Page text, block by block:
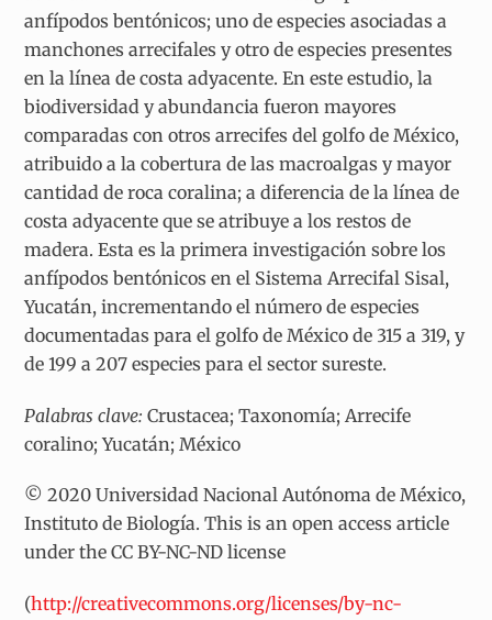
anfípodos bentónicos; uno de especies asociadas a
manchones arrecifales y otro de especies presentes
en la línea de costa adyacente. En este estudio, la
biodiversidad y abundancia fueron mayores
comparadas con otros arrecifes del golfo de México,
atribuido a la cobertura de las macroalgas y mayor
cantidad de roca coralina; a diferencia de la línea de
costa adyacente que se atribuye a los restos de
madera. Esta es la primera investigación sobre los
anfípodos bentónicos en el Sistema Arrecifal Sisal,
Yucatán, incrementando el número de especies
documentadas para el golfo de México de 315 a 319, y
de 199 a 207 especies para el sector sureste.
Palabras clave:Crustacea; Taxonomía; Arrecife
coralino; Yucatán; México
© 2020 Universidad Nacional Autónoma de México,
Instituto de Biología. This is an open access article
under the CC BY-NC-ND license
(http://creativecommons.org/licenses/by-nc-